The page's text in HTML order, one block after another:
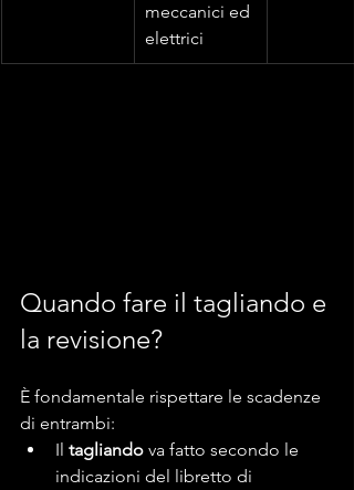
meccanici ed
elettrici
Quando fare il tagliando e
la revisione?
È fondamentale rispettare le scadenze
di entrambi:
Il tagliando va fatto secondo le
indicazioni del libretto di